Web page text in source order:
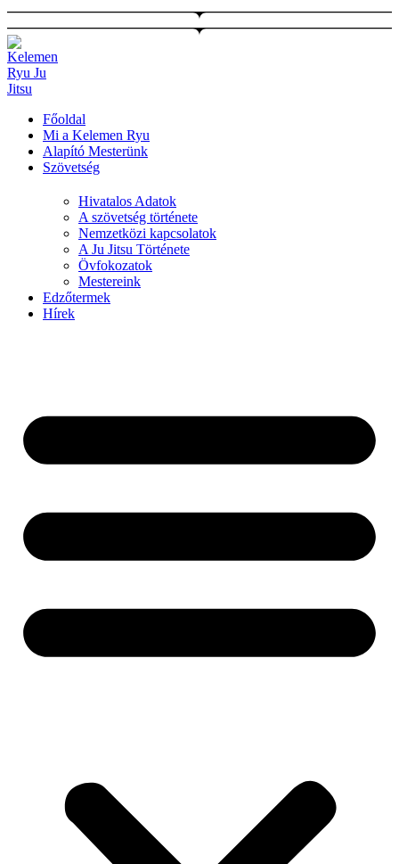
Ugrás
a
tartalomhoz
Főoldal
Mi a Kelemen Ryu
Alapító Mesterünk
Szövetség
Hivatalos Adatok
A szövetség története
Nemzetközi kapcsolatok
A Ju Jitsu Története
Övfokozatok
Mestereink
Edzőtermek
Hírek